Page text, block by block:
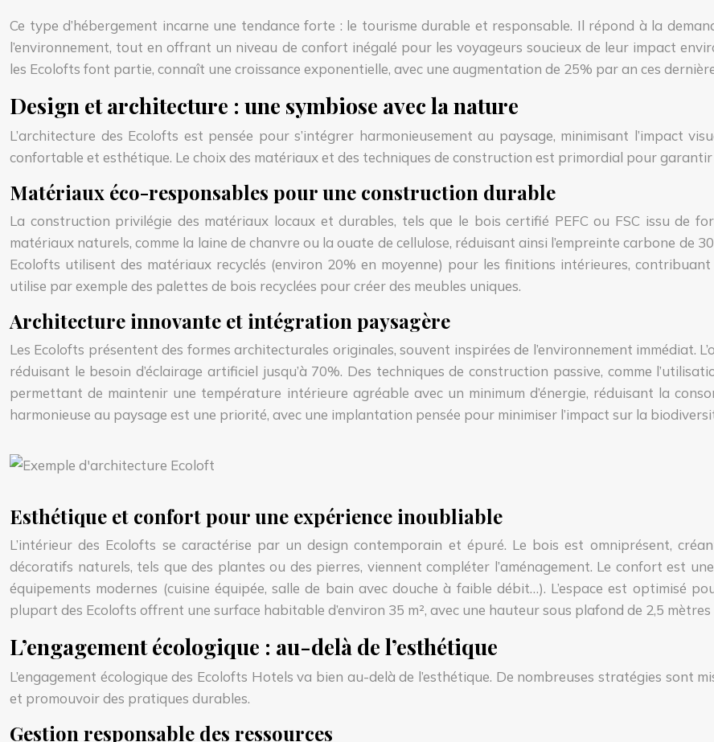
Ce type d’hébergement incarne une tendance forte : le tourisme durable et responsable. Il répond à la
l’environnement, tout en offrant un niveau de confort inégalé pour les voyageurs soucieux de leur impact
les Ecolofts font partie, connaît une croissance exponentielle, avec une augmentation de 25% par an ces
Design et architecture : une symbiose avec la nature
L’architecture des Ecolofts est pensée pour s’intégrer harmonieusement au paysage, minimisant l’impact
confortable et esthétique. Le choix des matériaux et des techniques de construction est primordial pour
Matériaux éco-responsables pour une construction durable
La construction privilégie des matériaux locaux et durables, tels que le bois certifié PEFC ou FSC issu de
matériaux naturels, comme la laine de chanvre ou la ouate de cellulose, réduisant ainsi l’empreinte carbone de
Ecolofts utilisent des matériaux recyclés (environ 20% en moyenne) pour les finitions intérieures,
utilise par exemple des palettes de bois recyclées pour créer des meubles uniques.
Architecture innovante et intégration paysagère
Les Ecolofts présentent des formes architecturales originales, souvent inspirées de l’environnement immédiat.
réduisant le besoin d’éclairage artificiel jusqu’à 70%. Des techniques de construction passive, comme
permettant de maintenir une température intérieure agréable avec un minimum d’énergie, réduisant la
harmonieuse au paysage est une priorité, avec une implantation pensée pour minimiser l’impact sur la
Esthétique et confort pour une expérience inoubliable
L’intérieur des Ecolofts se caractérise par un design contemporain et épuré. Le bois est omniprésent,
décoratifs naturels, tels que des plantes ou des pierres, viennent compléter l’aménagement. Le confort est
équipements modernes (cuisine équipée, salle de bain avec douche à faible débit…). L’espace est optimisé
plupart des Ecolofts offrent une surface habitable d’environ 35 m², avec une hauteur sous plafond de 2,5
L’engagement écologique : au-delà de l’esthétique
L’engagement écologique des Ecolofts Hotels va bien au-delà de l’esthétique. De nombreuses stratégies sont
et promouvoir des pratiques durables.
Gestion responsable des ressources